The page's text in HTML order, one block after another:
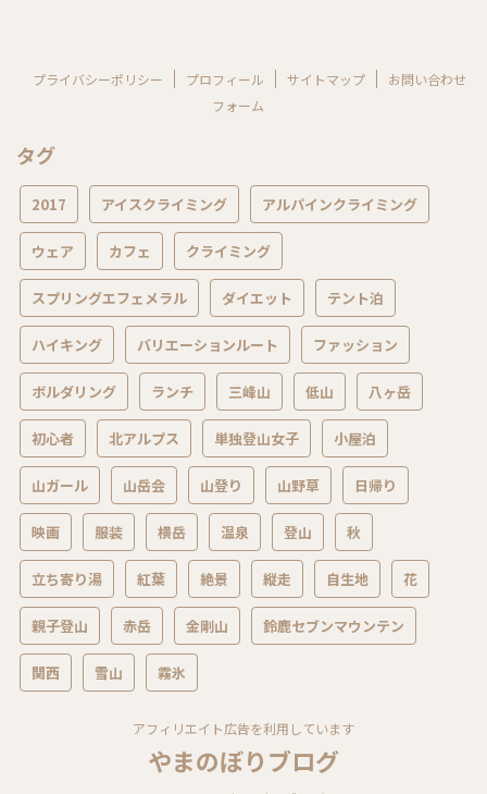
プライバシーポリシー プロフィール サイトマップ
お問い合わせ
フォーム
タグ
2017 アイスクライミング アルパインクライミング
ウェア カフェ クライミング
スプリングエフェメラル ダイエット テント泊
ハイキング バリエーションルート ファッション
ボルダリング ランチ 三峰山 低山 八ヶ岳
初心者 北アルプス 単独登山女子 小屋泊
山ガール 山岳会 山登り 山野草 日帰り
映画 服装 横岳 温泉 登山 秋
立ち寄り湯 紅葉 絶景 縦走 自生地 花
親子登山 赤岳 金剛山 鈴鹿セブンマウンテン
関西 雪山 霧氷
アフィリエイト広告を利用しています
やまのぼりブログ